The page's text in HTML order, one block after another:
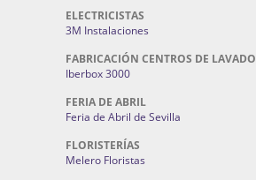
ELECTRICISTAS
3M Instalaciones
FABRICACIÓN CENTROS DE LAVADO
Iberbox 3000
FERIA DE ABRIL
Feria de Abril de Sevilla
FLORISTERÍAS
Melero Floristas